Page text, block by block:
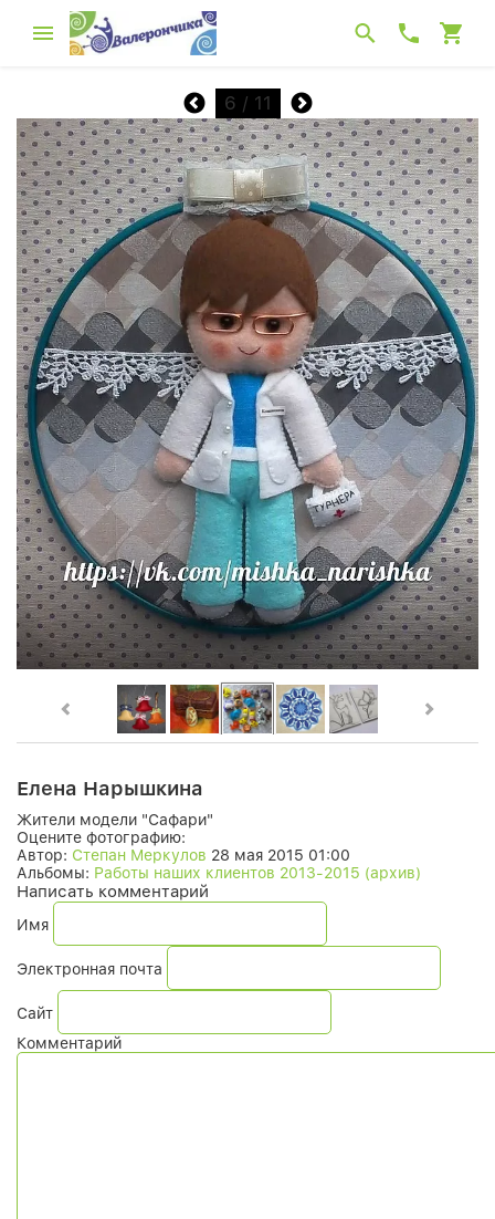
6 / 11
Елена Нарышкина
Жители модели "Сафари"
Оцените фотографию:
Автор: Степан Меркулов 28 мая 2015 01:00
Альбомы: Работы наших клиентов 2013-2015 (архив)
Написать комментарий
Имя
Электронная почта
Сайт
Комментарий